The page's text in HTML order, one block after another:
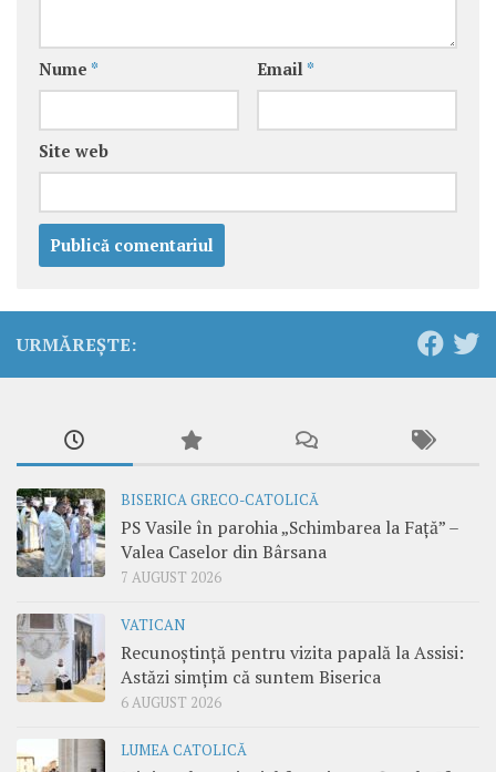
Nume * Email *
Site web
URMĂREȘTE:
BISERICA GRECO-CATOLICĂ
PS Vasile în parohia „Schimbarea la Față” –
Valea Caselor din Bârsana
7 AUGUST 2026
VATICAN
Recunoștință pentru vizita papală la Assisi:
Astăzi simțim că suntem Biserica
6 AUGUST 2026
LUMEA CATOLICĂ